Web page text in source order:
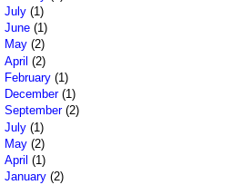
July (1)
June (1)
May (2)
April (2)
February (1)
December(1)
September(2)
July (1)
May (2)
April (1)
January (2)